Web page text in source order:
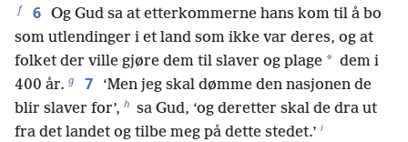
f 6 Og Gud sa at etterkommerne hans kom til å bo
som utlendinger i et land som ikke var deres, og at
folket der ville gjøre dem til slaver og plage * dem i
400 år. g 7
‘Men jeg skal dømme den nasjonen de
blir slaver for’, h sa Gud, ‘og deretter skal de dra ut
fra det landet og tilbe meg på dette stedet.’ i